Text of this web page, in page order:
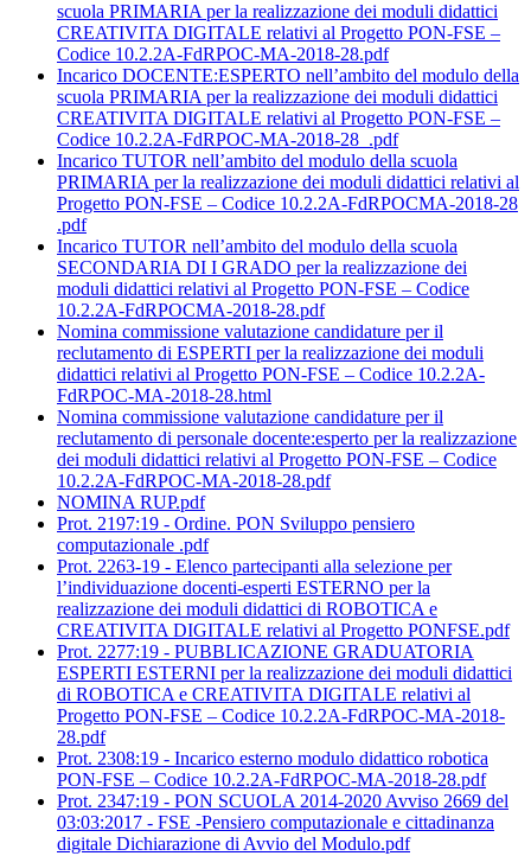
scuola PRIMARIA per la realizzazione dei moduli didattici
CREATIVITA DIGITALE relativi al Progetto PON-FSE –
Codice 10.2.2A-FdRPOC-MA-2018-28.pdf
Incarico DOCENTE:ESPERTO nell’ambito del modulo della
scuola PRIMARIA per la realizzazione dei moduli didattici
CREATIVITA DIGITALE relativi al Progetto PON-FSE –
Codice 10.2.2A-FdRPOC-MA-2018-28_.pdf
Incarico TUTOR nell’ambito del modulo della scuola
PRIMARIA per la realizzazione dei moduli didattici relativi al
Progetto PON-FSE – Codice 10.2.2A-FdRPOCMA-2018-28
.pdf
Incarico TUTOR nell’ambito del modulo della scuola
SECONDARIA DI I GRADO per la realizzazione dei
moduli didattici relativi al Progetto PON-FSE – Codice
10.2.2A-FdRPOCMA-2018-28.pdf
Nomina commissione valutazione candidature per il
reclutamento di ESPERTI per la realizzazione dei moduli
didattici relativi al Progetto PON-FSE – Codice 10.2.2A-
FdRPOC-MA-2018-28.html
Nomina commissione valutazione candidature per il
reclutamento di personale docente:esperto per la realizzazione
dei moduli didattici relativi al Progetto PON-FSE – Codice
10.2.2A-FdRPOC-MA-2018-28.pdf
NOMINA RUP.pdf
Prot. 2197:19 - Ordine. PON Sviluppo pensiero
computazionale .pdf
Prot. 2263-19 - Elenco partecipanti alla selezione per
l’individuazione docenti-esperti ESTERNO per la
realizzazione dei moduli didattici di ROBOTICA e
CREATIVITA DIGITALE relativi al Progetto PONFSE.pdf
Prot. 2277:19 - PUBBLICAZIONE GRADUATORIA
ESPERTI ESTERNI per la realizzazione dei moduli didattici
di ROBOTICA e CREATIVITA DIGITALE relativi al
Progetto PON-FSE – Codice 10.2.2A-FdRPOC-MA-2018-
28.pdf
Prot. 2308:19 - Incarico esterno modulo didattico robotica
PON-FSE – Codice 10.2.2A-FdRPOC-MA-2018-28.pdf
Prot. 2347:19 - PON SCUOLA 2014-2020 Avviso 2669 del
03:03:2017 - FSE -Pensiero computazionale e cittadinanza
digitale Dichiarazione di Avvio del Modulo.pdf